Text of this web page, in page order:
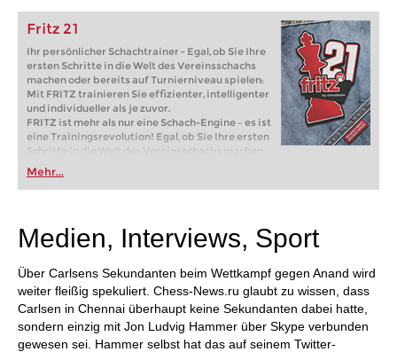
Fritz 21
Ihr persönlicher Schachtrainer - Egal, ob Sie Ihre
ersten Schritte in die Welt des Vereinsschachs
machen oder bereits auf Turnierniveau spielen:
Mit FRITZ trainieren Sie effizienter, intelligenter
und individueller als je zuvor.
FRITZ ist mehr als nur eine Schach-Engine – es ist
eine Trainingsrevolution! Egal, ob Sie Ihre ersten
Schritte in die Welt des Vereinsschachs machen
oder bereits auf Turnierniveau spielen: Mit
FRITZ trainieren Sie effizienter, intelligenter und
individueller als je zuvor.
Mehr...
Medien, Interviews, Sport
Über Carlsens Sekundanten beim Wettkampf gegen Anand wird
weiter fleißig spekuliert. Chess-News.ru glaubt zu wissen, dass
Carlsen in Chennai überhaupt keine Sekundanten dabei hatte,
sondern einzig mit Jon Ludvig Hammer über Skype verbunden
gewesen sei. Hammer selbst hat das auf seinem Twitter-